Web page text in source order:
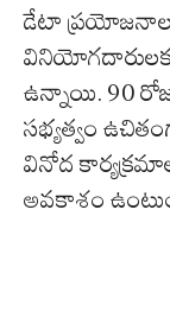
డేటా
ఉన్నాయి. 90
సభ్యత్వం
వినోద
అవకాశం